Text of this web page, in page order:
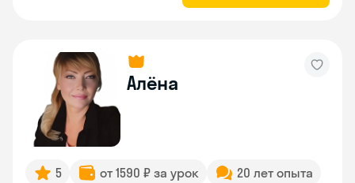
Алёна
5 от 1590 ₽ за урок
20 лет опыта